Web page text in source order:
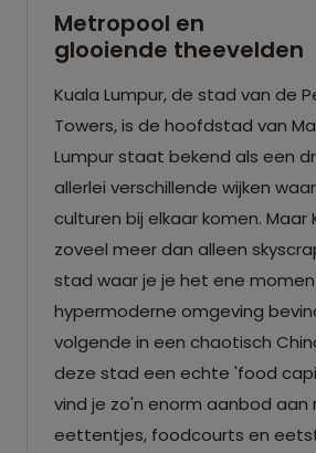
Metropool en
glooiende theevelden
Kuala Lumpur, de stad van de
Towers, is de hoofdstad van
Lumpur staat bekend als een
allerlei verschillende wijken
culturen bij elkaar komen. Maar
zoveel meer dan alleen
stad waar je je het ene
hypermoderne omgeving
volgende in een chaotisch
deze stad een echte 'food
vind je zo'n enorm aanbod aan
eettentjes, foodcourts en